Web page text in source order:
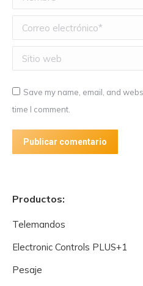
Correo electrónico *
Sitio web
Save my name, email, and
time I comment.
Publicar comentario
Productos:
Telemandos
Electronic Controls PLUS+1
Pesaje